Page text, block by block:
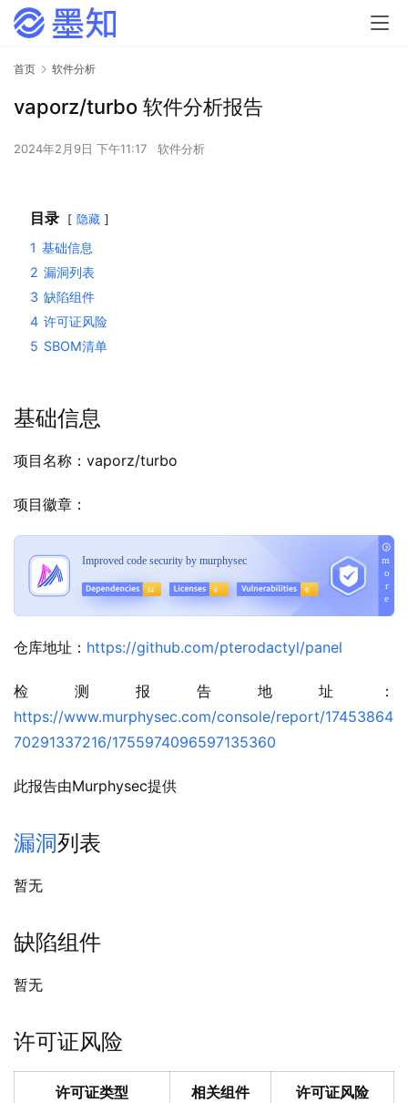
首页 软件分析
vaporz/turbo 软件分析报告
2024年2月9日 下午11:17 软件分析
目录 隐藏
1 基础信息
2 漏洞列表
3 缺陷组件
4 许可证风险
5 SBOM清单
基础信息
项目名称：vaporz/turbo
项目徽章：
仓库地址： https://github.com/pterodactyl/panel
检测报告地址：
https://www.murphysec.com/console/report/17453864
70291337216/1755974096597135360
此报告由Murphysec提供
漏洞列表
暂无
缺陷组件
暂无
许可证风险
许可证类型 相关组件 许可证风险